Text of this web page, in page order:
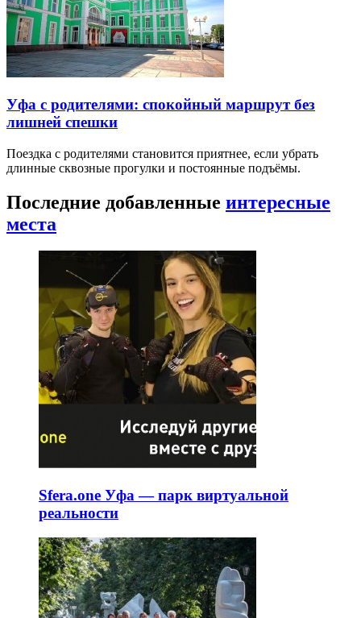
Уфа с родителями: спокойный маршрут без
лишней спешки
Поездка с родителями становится приятнее, если убрать
длинные сквозные прогулки и постоянные подъёмы.
Последние добавленные интересные
места
Sfera.one Уфа — парк виртуальной
реальности